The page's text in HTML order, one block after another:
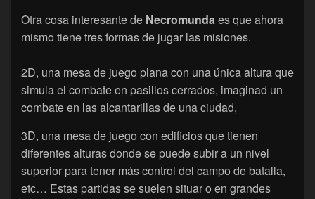
Otra cosa interesante de Necromundaes que ahora
mismo tiene tres formas de jugar las misiones.
2D, una mesa de juego plana con una única altura que
simula el combate en pasillos cerrados, imaginad un
combate en las alcantarillas de una ciudad,
3D, una mesa de juego con edificios que tienen
diferentes alturas donde se puede subir a un nivel
superior para tener más control del campo de batalla,
etc… Estas partidas se suelen situar o en grandes